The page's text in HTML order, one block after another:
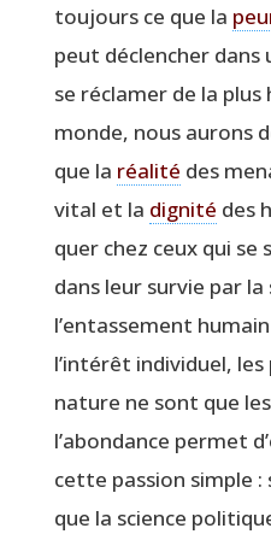
tou­jours ce que la
peut déclen­cher dans
se récla­mer de la plus
monde, nous aurons
que la réa­li­té des
vital et la digni­té des
quer chez ceux qui
dans leur sur­vie par
l’entassement
l’intérêt indi­vi­duel,
nature ne sont que
l’abondance per­met
cette pas­sion simple :
que la science